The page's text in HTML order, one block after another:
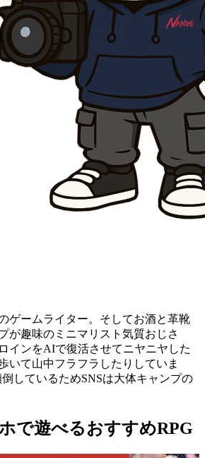
ゲームライター。そしてお酒と革靴
が趣味のミニマリスト気質おじさ
インをAIで復活させてニヤニヤした
いて山中フラフラしたりしていま
しているためSNSは大体キャンプの
で遊べるおすすめRPG